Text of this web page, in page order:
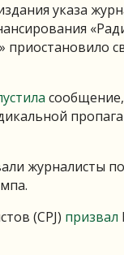
указа
приостановило
журналисты
(CPJ) призвал